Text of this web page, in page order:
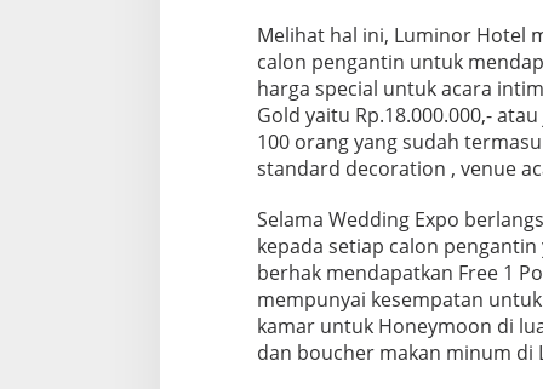
Melihat hal ini, Luminor Hotel
calon pengantin untuk
harga special untuk acara
Gold yaitu Rp.18.000.000,-
100 orang yang sudah
standard decoration , venue
Selama Wedding Expo
kepada setiap calon
berhak mendapatkan Free 1
mempunyai kesempatan
kamar untuk Honeymoon di
dan boucher makan minum di